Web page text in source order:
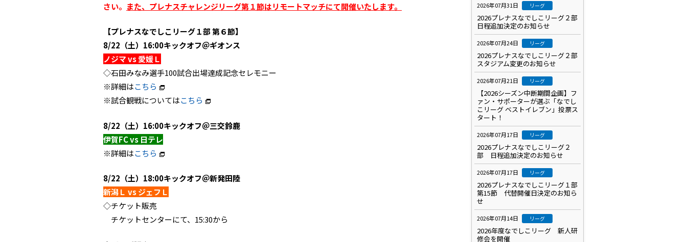
さい。 また、プレナスチャレンジリーグ第１節はリモートマッチにて開催いたします。
【プレナスなでしこリーグ１部 第６節】
8/22（土）16:00キックオフ＠ギオンス
ノジマ vs 愛媛Ｌ
◇石田みなみ選手100試合出場達成記念セレモニー
※詳細はこちら
※試合観戦についてはこちら
8/22（土）16:00キックオフ＠三交鈴鹿
伊賀FC vs 日テレ
※詳細はこちら
8/22（土）18:00キックオフ＠新発田陸
新潟Ｌ vs ジェフＬ
◇チケット販売
チケットセンターにて、15:30から
2026年07月31日 リーグ
2026プレナスなでしこリーグ２部
日程追加決定のお知らせ
2026年07月24日 リーグ
2026プレナスなでしこリーグ２部
スタジアム変更のお知らせ
2026年07月21日 リーグ
【2026シーズン中断期間企画】フ
ァン・サポーターが選ぶ「なでし
こリーグ ベストイレブン」投票ス
タート！
2026年07月17日 リーグ
2026プレナスなでしこリーグ２
部 日程追加決定のお知らせ
2026年07月17日 リーグ
2026プレナスなでしこリーグ１部
第15節 代替開催日決定のお知ら
せ
2026年07月14日 リーグ
2026年度なでしこリーグ 新人研
修会を開催